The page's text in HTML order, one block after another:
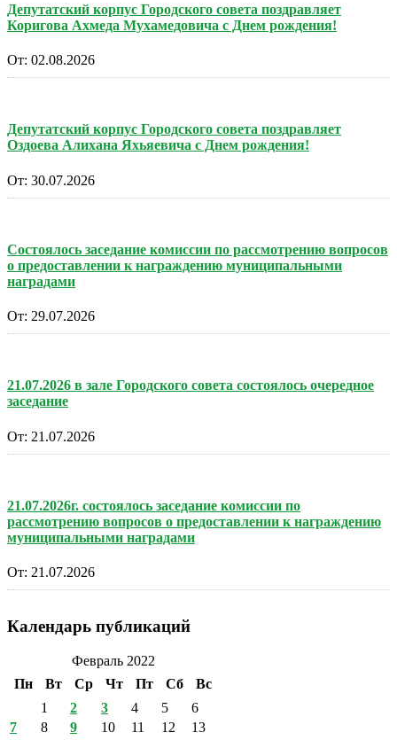
Депутатский корпус Городского совета поздравляет
Коригова Ахмеда Мухамедовича с Днем рождения!
От: 02.08.2026
Депутатский корпус Городского совета поздравляет
Оздоева Алихана Яхьяевича с Днем рождения!
От: 30.07.2026
Состоялось заседание комиссии по рассмотрению вопросов
о предоставлении к награждению муниципальными
наградами
От: 29.07.2026
21.07.2026 в зале Городского совета состоялось очередное
заседание
От: 21.07.2026
21.07.2026г. состоялось заседание комиссии по
рассмотрению вопросов о предоставлении к награждению
муниципальными наградами
От: 21.07.2026
Календарь публикаций
Февраль 2022
Пн
Вт Ср Чт Пт Сб
Вс
1
2 3 4 5
6
7
8 9 10 11 12
13